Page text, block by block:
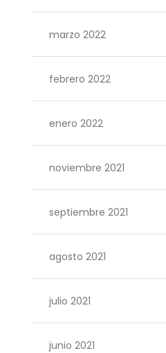
marzo 2022
febrero 2022
enero 2022
noviembre 2021
septiembre 2021
agosto 2021
julio 2021
junio 2021